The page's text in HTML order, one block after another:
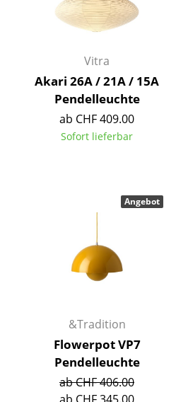
Vitra
Akari 26A / 21A / 15A
Pendelleuchte
ab CHF 409.00
Sofort lieferbar
&Tradition
Flowerpot VP7
Pendelleuchte
ab CHF 406.00
Angebot